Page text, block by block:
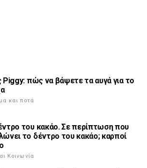
Piggy: πώς να βάψετε τα αυγά για το
και ποτά
του κακάο. Σε περίπτωση που
το δέντρο του κακάο; καρποί
Κοινωνία